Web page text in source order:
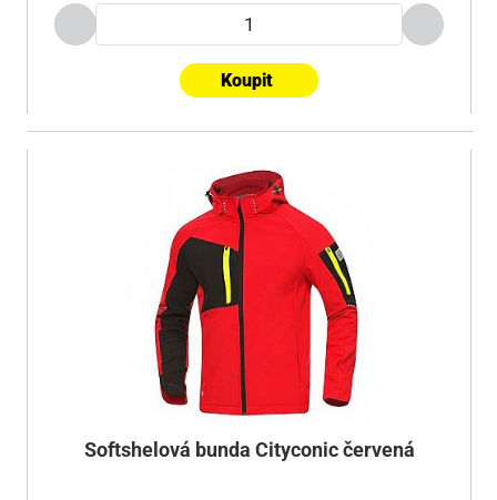
Koupit
Softshelová bunda Cityconic červená